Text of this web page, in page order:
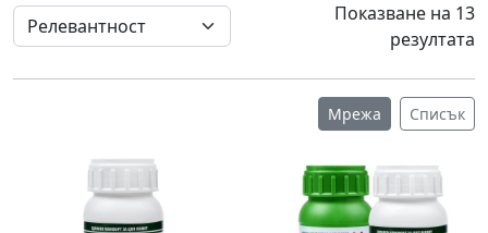
Показване на 13
резултата
Мрежа Списък